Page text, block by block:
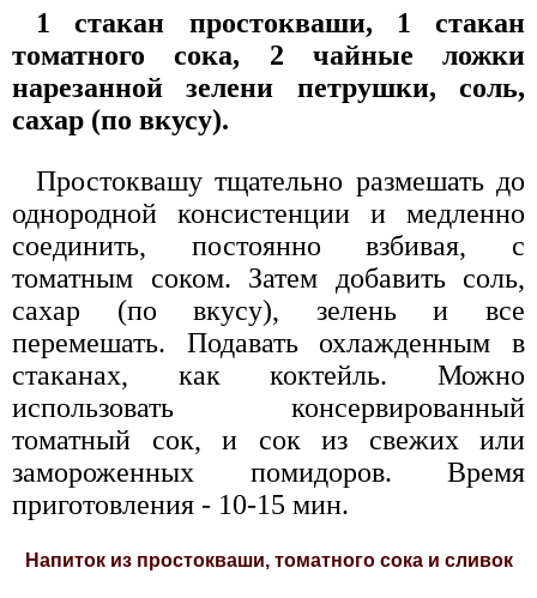
1 стакан простокваши, 1 стакан
томатного сока, 2 чайные ложки
нарезанной зелени петрушки, соль,
сахар (по вкусу).
Простоквашу тщательно размешать до
однородной консистенции и медленно
соединить, постоянно взбивая, с
томатным соком. Затем добавить соль,
сахар (по вкусу), зелень и все
перемешать. Подавать охлажденным в
стаканах, как коктейль. Можно
использовать консервированный
томатный сок, и сок из свежих или
замороженных помидоров. Время
приготовления - 10-15 мин.
Напиток из простокваши, томатного сока и сливок